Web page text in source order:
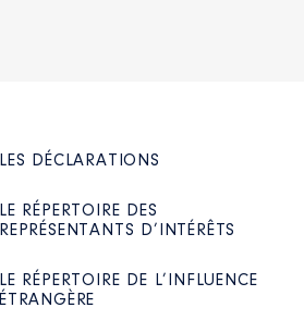
LES DÉCLARATIONS
LE RÉPERTOIRE DES
REPRÉSENTANTS D’INTÉRÊTS
LE RÉPERTOIRE DE L’INFLUENCE
ÉTRANGÈRE